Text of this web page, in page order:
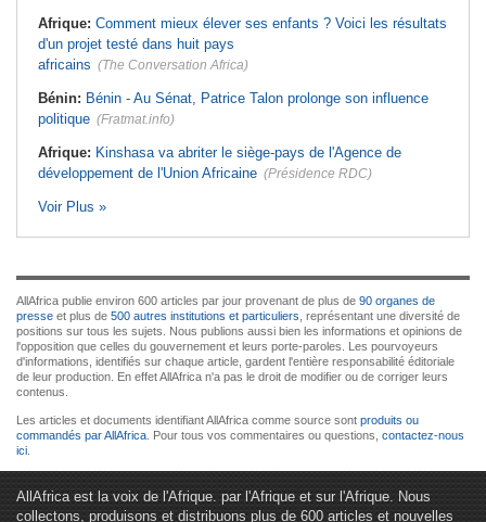
Afrique: Comment mieux élever ses enfants ? Voici les résultats
d'un projet testé dans huit pays
africains (The Conversation Africa)
Bénin: Bénin - Au Sénat, Patrice Talon prolonge son influence
politique (Fratmat.info)
Afrique: Kinshasa va abriter le siège-pays de l'Agence de
développement de l'Union Africaine (Présidence RDC)
Voir Plus »
AllAfrica publie environ 600 articles par jour provenant de plus de 90 organes de
presse et plus de 500 autres institutions et particuliers , représentant une diversité de
positions sur tous les sujets. Nous publions aussi bien les informations et opinions de
l'opposition que celles du gouvernement et leurs porte-paroles. Les pourvoyeurs
d'informations, identifiés sur chaque article, gardent l'entière responsabilité éditoriale
de leur production. En effet AllAfrica n'a pas le droit de modifier ou de corriger leurs
contenus.
Les articles et documents identifiant AllAfrica comme source sont produits ou
commandés par AllAfrica . Pour tous vos commentaires ou questions, contactez-nous
ici
AllAfrica est la voix de l'Afrique. par l'Afrique et sur l'Afrique. Nous
collectons, produisons et distribuons plus de 600 articles et nouvelles